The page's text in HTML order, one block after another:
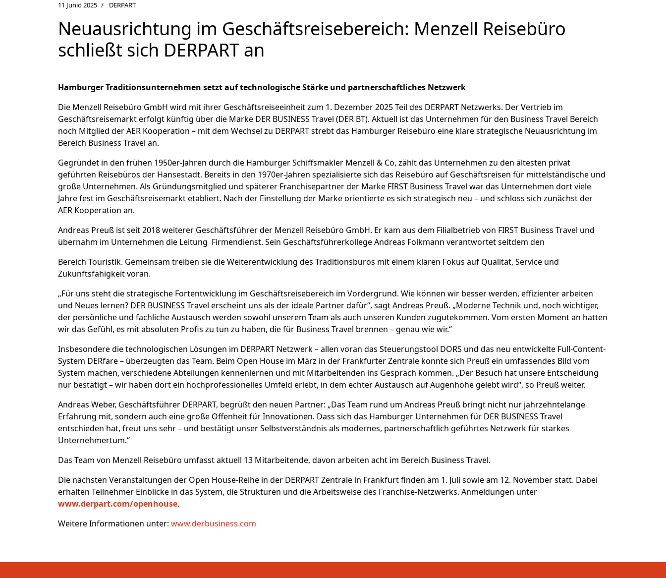
11 Junio 2025 DERPART
Neuausrichtung im Geschäftsreisebereich: Menzell Reisebüro
schließt sich DERPART an
Hamburger Traditionsunternehmen setzt auf technologische Stärke und partnerschaftliches Netzwerk
Die Menzell Reisebüro GmbH wird mit ihrer Geschäftsreiseeinheit zum 1. Dezember 2025 Teil des DERPART Netzwerks. Der Vertrieb im
Geschäftsreisemarkt erfolgt künftig über die Marke DER BUSINESS Travel (DER BT). Aktuell ist das Unternehmen für den Business Travel Bereich
noch Mitglied der AER Kooperation – mit dem Wechsel zu DERPART strebt das Hamburger Reisebüro eine klare strategische Neuausrichtung im
Bereich Business Travel an.
Gegründet in den frühen 1950er-Jahren durch die Hamburger Schiffsmakler Menzell & Co, zählt das Unternehmen zu den ältesten privat
geführten Reisebüros der Hansestadt. Bereits in den 1970er-Jahren spezialisierte sich das Reisebüro auf Geschäftsreisen für mittelständische und
große Unternehmen. Als Gründungsmitglied und späterer Franchisepartner der Marke FIRST Business Travel war das Unternehmen dort viele
Jahre fest im Geschäftsreisemarkt etabliert. Nach der Einstellung der Marke orientierte es sich strategisch neu – und schloss sich zunächst der
AER Kooperation an.
Andreas Preuß ist seit 2018 weiterer Geschäftsführer der Menzell Reisebüro GmbH. Er kam aus dem Filialbetrieb von FIRST Business Travel und
übernahm im Unternehmen die Leitung Firmendienst. Sein Geschäftsführerkollege Andreas Folkmann verantwortet seitdem den
Bereich Touristik. Gemeinsam treiben sie die Weiterentwicklung des Traditionsbüros mit einem klaren Fokus auf Qualität, Service und
Zukunftsfähigkeit voran.
„Für uns steht die strategische Fortentwicklung im Geschäftsreisebereich im Vordergrund. Wie können wir besser werden, effizienter arbeiten
und Neues lernen? DER BUSINESS Travel erscheint uns als der ideale Partner dafür“, sagt Andreas Preuß. „Moderne Technik und, noch wichtiger,
der persönliche und fachliche Austausch werden sowohl unserem Team als auch unseren Kunden zugutekommen. Vom ersten Moment an hatten
wir das Gefühl, es mit absoluten Profis zu tun zu haben, die für Business Travel brennen – genau wie wir.“
Insbesondere die technologischen Lösungen im DERPART Netzwerk – allen voran das Steuerungstool DORS und das neu entwickelte Full-Content-
System DERfare – überzeugten das Team. Beim Open House im März in der Frankfurter Zentrale konnte sich Preuß ein umfassendes Bild vom
System machen, verschiedene Abteilungen kennenlernen und mit Mitarbeitenden ins Gespräch kommen. „Der Besuch hat unsere Entscheidung
nur bestätigt – wir haben dort ein hochprofessionelles Umfeld erlebt, in dem echter Austausch auf Augenhöhe gelebt wird“, so Preuß weiter.
Andreas Weber, Geschäftsführer DERPART, begrüßt den neuen Partner: „Das Team rund um Andreas Preuß bringt nicht nur jahrzehntelange
Erfahrung mit, sondern auch eine große Offenheit für Innovationen. Dass sich das Hamburger Unternehmen für DER BUSINESS Travel
entschieden hat, freut uns sehr – und bestätigt unser Selbstverständnis als modernes, partnerschaftlich geführtes Netzwerk für starkes
Unternehmertum.“
Das Team von Menzell Reisebüro umfasst aktuell 13 Mitarbeitende, davon arbeiten acht im Bereich Business Travel.
Die nächsten Veranstaltungen der Open House-Reihe in der DERPART Zentrale in Frankfurt finden am 1. Juli sowie am 12. November statt. Dabei
erhalten Teilnehmer Einblicke in das System, die Strukturen und die Arbeitsweise des Franchise-Netzwerks. Anmeldungen unter
www.derpart.com/openhouse.
Weitere Informationen unter: www.derbusiness.com